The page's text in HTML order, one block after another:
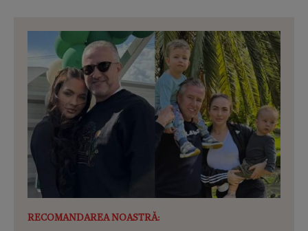
RECOMANDAREA NOASTRĂ: